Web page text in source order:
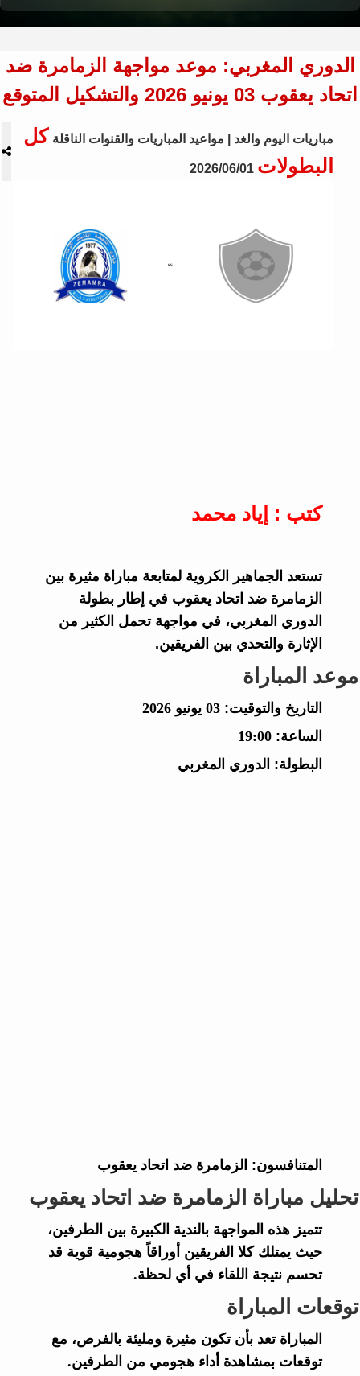
الدوري المغربي: موعد مواجهة الزمامرة ضد
اتحاد يعقوب 03 يونيو 2026 والتشكيل المتوقع
مباريات اليوم والغد | مواعيد المباريات والقنوات الناقلة كل
البطولات 2026/06/01
كتب : إياد محمد
تستعد الجماهير الكروية لمتابعة مباراة مثيرة بين
الزمامرة ضد اتحاد يعقوب في إطار بطولة
الدوري المغربي، في مواجهة تحمل الكثير من
الإثارة والتحدي بين الفريقين.
موعد المباراة
التاريخ والتوقيت: 03 يونيو 2026
الساعة: 19:00
البطولة: الدوري المغربي
المتنافسون: الزمامرة ضد اتحاد يعقوب
تحليل مباراة الزمامرة ضد اتحاد يعقوب
تتميز هذه المواجهة بالندية الكبيرة بين الطرفين،
حيث يمتلك كلا الفريقين أوراقاً هجومية قوية قد
تحسم نتيجة اللقاء في أي لحظة.
توقعات المباراة
المباراة تعد بأن تكون مثيرة ومليئة بالفرص، مع
توقعات بمشاهدة أداء هجومي من الطرفين.